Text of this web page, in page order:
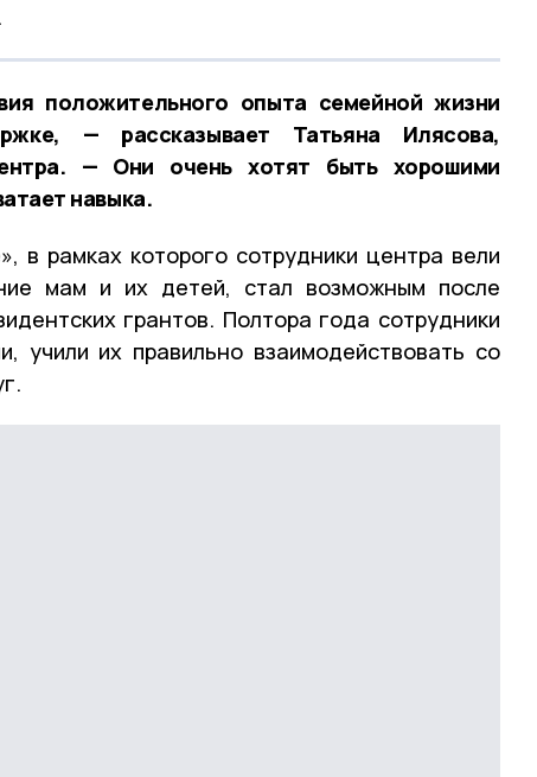
положительного опыта семейной жизни
— рассказывает Татьяна Илясова,
— Они очень хотят быть хорошими
навыка.
в рамках которого сотрудники центра вели
мам и их детей, стал возможным после
грантов. Полтора года сотрудники
учили их правильно взаимодействовать со